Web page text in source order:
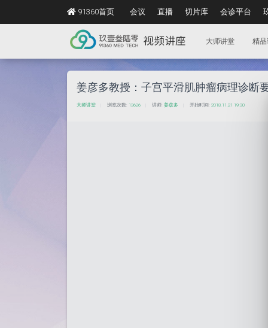
91360首页 会议 直播 切片库 会诊平台
大师讲堂 精品
姜彦多教授：子宫平滑肌肿瘤病理诊断要
大师讲堂 浏览次数: 13626 讲师: 姜彦多 开始时间: 2018.11.21 19:30